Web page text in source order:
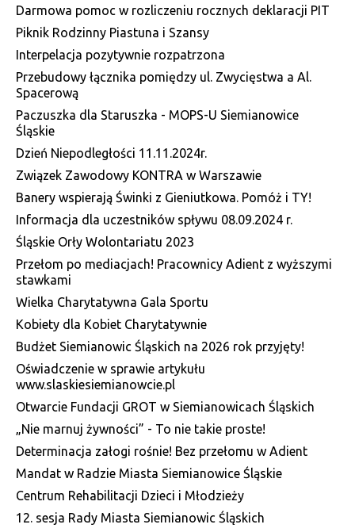
Darmowa pomoc w rozliczeniu rocznych deklaracji PIT
Piknik Rodzinny Piastuna i Szansy
Interpelacja pozytywnie rozpatrzona
Przebudowy łącznika pomiędzy ul. Zwycięstwa a Al.
Spacerową
Paczuszka dla Staruszka - MOPS-U Siemianowice
Śląskie
Dzień Niepodległości 11.11.2024r.
Związek Zawodowy KONTRA w Warszawie
Banery wspierają Świnki z Gieniutkowa. Pomóż i TY!
Informacja dla uczestników spływu 08.09.2024 r.
Śląskie Orły Wolontariatu 2023
Przełom po mediacjach! Pracownicy Adient z wyższymi
stawkami
Wielka Charytatywna Gala Sportu
Kobiety dla Kobiet Charytatywnie
Budżet Siemianowic Śląskich na 2026 rok przyjęty!
Oświadczenie w sprawie artykułu
www.slaskiesiemianowcie.pl
Otwarcie Fundacji GROT w Siemianowicach Śląskich
„Nie marnuj żywności” - To nie takie proste!
Determinacja załogi rośnie! Bez przełomu w Adient
Mandat w Radzie Miasta Siemianowice Śląskie
Centrum Rehabilitacji Dzieci i Młodzieży
12. sesja Rady Miasta Siemianowic Śląskich